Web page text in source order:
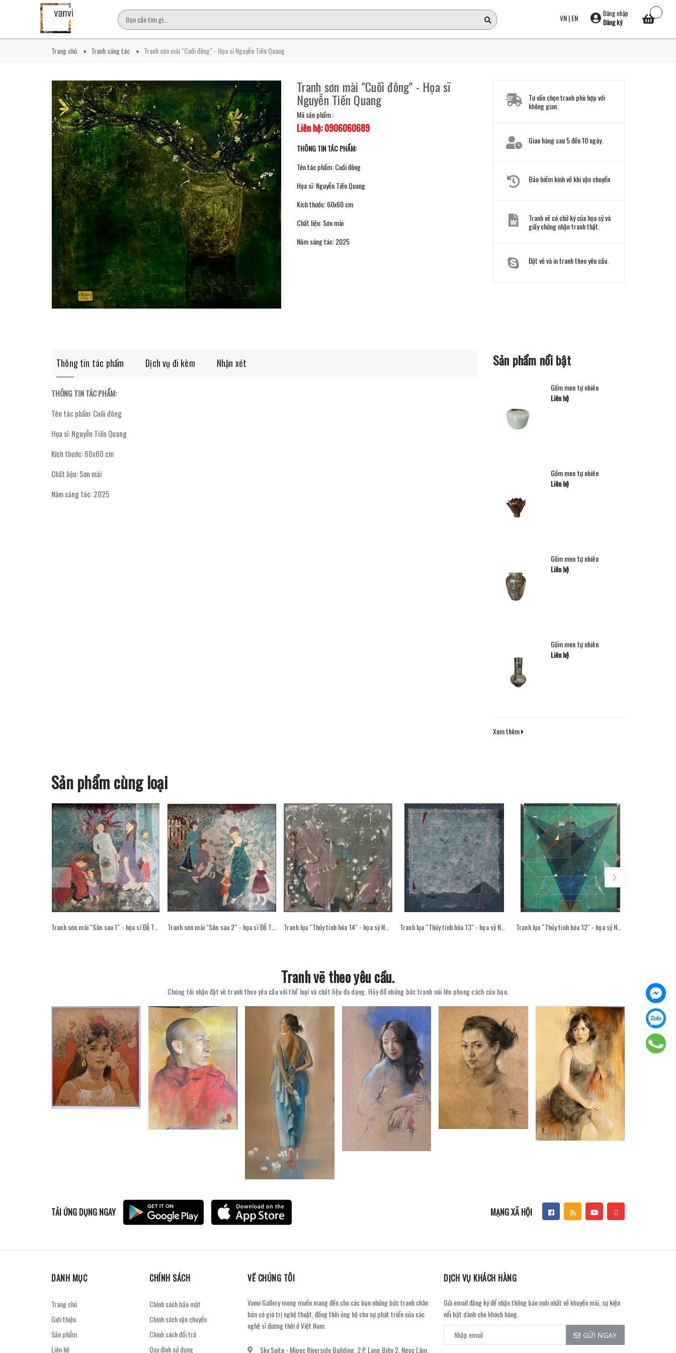
VN|EN
Đăng nhập
Đăng ký
Trang chủ Tranh sáng tác Tranh sơn mài "Cuối đông" - Họa sĩ Nguyễn Tiến Quang
Tranh sơn mài "Cuối đông" - Họa sĩ
Nguyễn Tiến Quang
Mã sản phẩm :
Liên hệ: 0906060689
THÔNG TIN TÁC PHẨM:
Tên tác phẩm: Cuối đông
Họa sĩ: Nguyễn Tiến Quang
Kích thước: 60x60 cm
Chất liệu: Sơn mài
Năm sáng tác: 2025
Tư vấn chọn tranh phù hợp với
không gian.
Giao hàng sau 5 đến 10 ngày.
Bảo hiểm kính vỡ khi vận chuyển
Tranh vẽ có chữ ký của họa sỹ và
giấy chứng nhận tranh thật.
Đặt vẽ và in tranh theo yêu cầu.
Thông tin tác phẩm Dịch vụ đi kèm Nhận xét
THÔNG TIN TÁC PHẨM:
Tên tác phẩm: Cuối đông
Họa sĩ: Nguyễn Tiến Quang
Kích thước: 60x60 cm
Chất liệu: Sơn mài
Năm sáng tác: 2025
Sản phẩm nổi bật
Gốm men tự nhiên
Liên hệ
Gốm men tự nhiên
Liên hệ
Gốm men tự nhiên
Liên hệ
Gốm men tự nhiên
Liên hệ
Xem thêm
Sản phẩm cùng loại
Tranh vẽ theo yêu cầu.
Chúng tôi nhận đặt vẽ tranh theo yêu cầu với thể loại và chất liệu đa dạng. Hãy để những bức tranh nói lên phong cách của bạn.
TẢI ỨNG DỤNG NGAY MẠNG XÃ HỘI
DANH MỤC
Trang chủ
Giới thiệu
Sản phẩm
Liên hệ
CHÍNH SÁCH
Chính sách bảo mật
Chính sách vận chuyển
Chính sách đổi trả
Quy định sử dụng
VỀ CHÚNG TÔI
Vanvi Gallery mong muốn mang đến cho các bạn những bức tranh chân
bản có giá trị nghệ thuật, đồng thời ủng hộ cho sự phát triển của các
nghệ sĩ đương thời ở Việt Nam.
Sky Suite - Mipec Riverside Building, 2 P. Long Biên 2, Ngọc Lâm,
DỊCH VỤ KHÁCH HÀNG
Gửi email đăng ký để nhận thông báo mới nhất về khuyến mãi, sự kiện
nổi bật dành cho khách hàng.
GỬI NGAY